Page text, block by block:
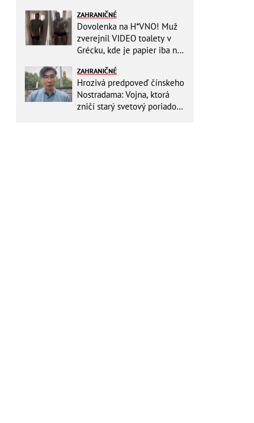
horšie
ZAHRANIČNÉ
Dovolenka na H*VNO! Muž
zverejnil VIDEO toalety v
Grécku, kde je papier iba na
do kuchyne
ZAHRANIČNÉ
Hrozivá predpoveď čínskeho
Nostradama: Vojna, ktorá
zničí starý svetový poriadok!